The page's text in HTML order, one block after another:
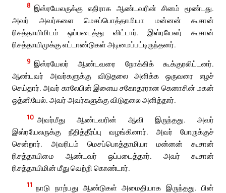
8 இஸ்ரயேலருக்கு எதிராக ஆண்டவரின் சினம் மூண்டது.
அவர் அவர்களை மெசப்பொத்தாமியா மன்னன் கூசான்
ரிசத்தாயிமிடம் ஒப்படைத்து விட்டார். இஸ்ரயேலர் கூசான்
ரிசத்தாயிமுக்கு எட்டாண்டுகள் அடிமைப்பட்டிருந்தனர்.
9 இஸ்ரயேலர் ஆண்டவரை நோக்கிக் கூக்குரலிட்டனர்.
ஆண்டவர் அவர்களுக்கு விடுதலை அளிக்க ஒருவரை எழச்
செய்தார். அவர் காலேபின் இளைய சகோதரரான கெனாசின் மகன்
ஒத்னியேல். அவர் அவர்களுக்கு விடுதலை அளித்தார்.
10 அவர்மீது ஆண்டவரின் ஆவி இருந்தது. அவர்
இஸ்ரயேலருக்கு நீதித்தீர்ப்பு வழங்கினார். அவர் போருக்குச்
சென்றார். அவரிடம் மெசப்பொத்தாமியா மன்னன் கூசான்
ரிசத்தாயிமை ஆண்டவர் ஒப்படைத்தார். அவர் கூசான்
ரிசத்தாயிமின் மீது வெற்றி கொண்டார்.
11 நாடு நாற்பது ஆண்டுகள் அமைதியாக இருந்தது. பின்